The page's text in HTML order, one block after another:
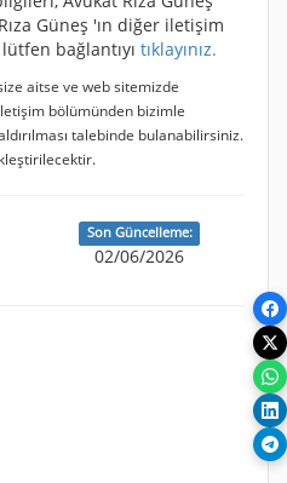
Güneş 'ın diğer iletişim
bağlantıyı tıklayınız.
aitse ve web sitemizde
bölümünden bizimle
talebinde bulanabilirsiniz.
Son Güncelleme:
02/06/2026